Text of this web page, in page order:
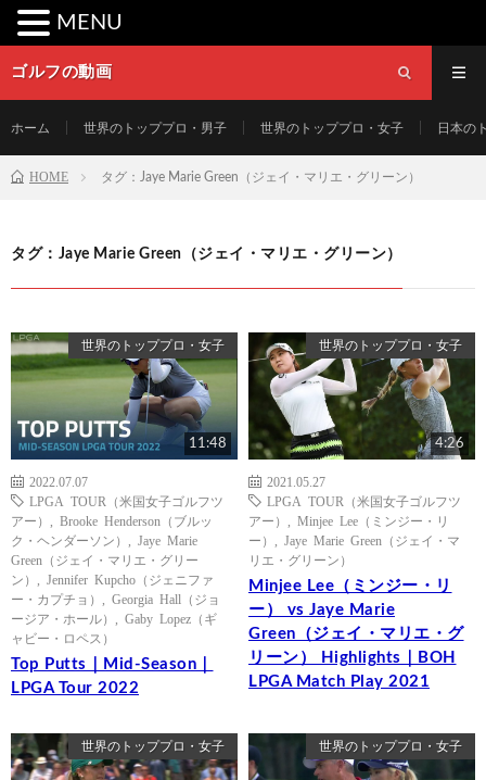
ゴルフの動画
ホーム 世界のトッププロ・男子 世界のトッププロ・女子 日本の
HOME タグ：Jaye Marie Green（ジェイ・マリエ・グリーン）
タグ：Jaye Marie Green（ジェイ・マリエ・グリーン）
世界のトッププロ・女子
11:48
2022.07.07
LPGA TOUR（米国女子ゴルフツ
アー）
Brooke Henderson（ブルッ
ク・ヘンダーソン）
Jaye Marie
Green（ジェイ・マリエ・グリー
ン）
Jennifer Kupcho（ジェニファ
ー・カプチョ）
Georgia Hall（ジョ
ージア・ホール）
Gaby Lopez（ギ
ャビー・ロペス）
Top Putts｜Mid-Season｜
LPGA Tour 2022
世界のトッププロ・女子
4:26
2021.05.27
LPGA TOUR（米国女子ゴルフツ
アー）
Minjee Lee（ミンジー・リ
ー）
Jaye Marie Green（ジェイ・マ
リエ・グリーン）
Minjee Lee（ミンジー・リ
ー） vs Jaye Marie
Green（ジェイ・マリエ・グ
リーン） Highlights｜BOH
LPGA Match Play 2021
世界のトッププロ・女子 世界のトッププロ・女子
MENU